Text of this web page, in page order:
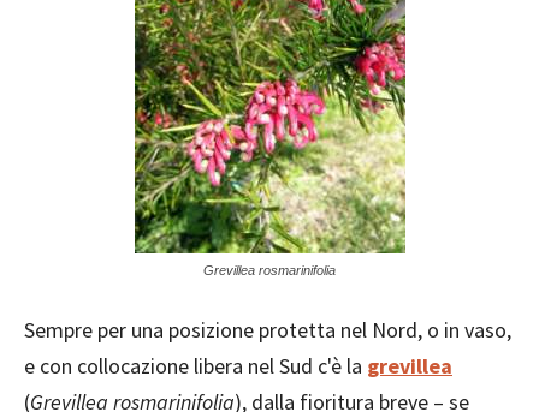
Grevillea rosmarinifolia
Sempre per una posizione protetta nel Nord, o in vaso,
e con collocazione libera nel Sud c'è la grevillea
(Grevillea rosmarinifolia), dalla fioritura breve – se